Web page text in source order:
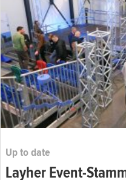
Up to date
Layher Event-